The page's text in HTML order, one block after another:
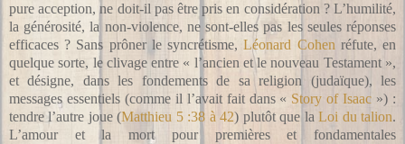
pure acception, ne doit-il pas être pris en considération ? L’humilité,
la générosité, la non-violence, ne sont-elles pas les seules réponses
efficaces ? Sans prôner le syncrétisme,Léonard Cohen réfute, en
quelque sorte, le clivage entre « l’ancien et le nouveau Testament »,
et désigne, dans les fondements de sa religion (judaïque), les
messages essentiels (comme il l’avait fait dans « Story of Isaac ») :
tendre l’autre joue (Matthieu 5 :38 à 42) plutôt que laLoi du talion.
L’amour et la mort pour premières et fondamentales